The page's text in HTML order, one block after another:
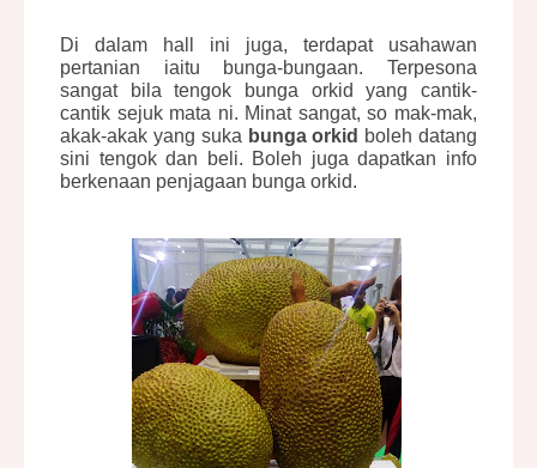
Di dalam hall ini juga, terdapat usahawan
pertanian iaitu bunga-bungaan. Terpesona
sangat bila tengok bunga orkid yang cantik-
cantik sejuk mata ni. Minat sangat, so mak-mak,
akak-akak yang suka bunga orkid boleh datang
sini tengok dan beli. Boleh juga dapatkan info
berkenaan penjagaan bunga orkid.